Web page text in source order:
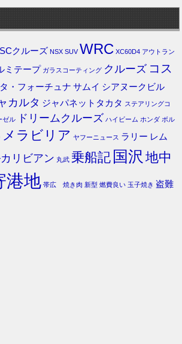
クルーズ NSX SUV WRC XC60D4 アウトラン
ミテープ ガラスコーティング クルーズ コス
・フォーチュナ サムイ シアヌークビル
カルタ ジャパネットタカタ ステアリングコ
ゼル ドリームクルーズ ハイビーム ホンダ ボル
メラビリア ヤフーニュース ラリー レム
リビアン 丸武 乗船記 国沢 地中
港地 帯広 焼き肉 新型 燃費良い 玉子焼き 盗難